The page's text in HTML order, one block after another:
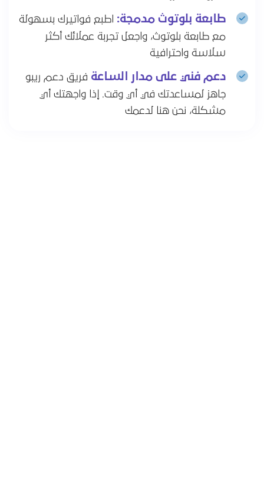
طابعة بلوتوث مدمجة:
اطبع فواتيرك بسهولة
مع طابعة بلوتوث، واجعل تجربة عملائك أكثر
سلاسة واحترافية
دعم فني على مدار الساعة فريق دعم ريبو
جاهز لمساعدتك في أي وقت. إذا واجهتك أي
مشكلة، نحن هنا لدعمك